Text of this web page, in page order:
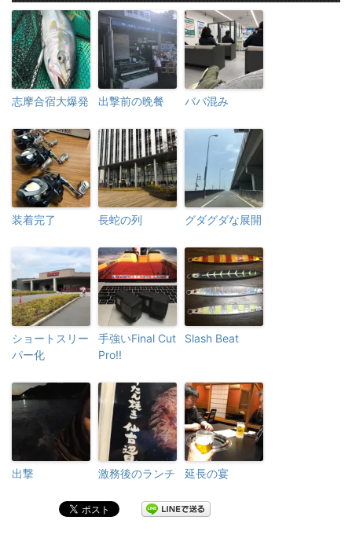
志摩合宿大爆発 出撃前の晩餐 ババ混み
装着完了 長蛇の列 グダグダな展開
ショートスリー
パー化
手強いFinal Cut
Pro!!
Slash Beat
出撃 激務後のランチ 延長の宴